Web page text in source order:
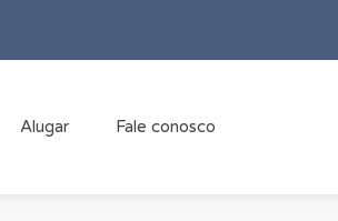
Alugar Fale conosco